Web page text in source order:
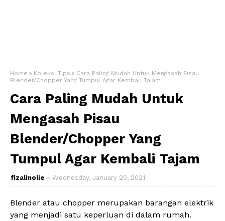
Home Koleksi Tips
Cara Paling Mudah Untuk Mengasah Pisau
Blender/Chopper Yang Tumpul Agar Kembali Tajam
Cara Paling Mudah Untuk
Mengasah Pisau
Blender/Chopper Yang
Tumpul Agar Kembali Tajam
fizalinolie Wednesday, January 20, 2021
Blender atau chopper merupakan barangan elektrik
yang menjadi satu keperluan di dalam rumah.